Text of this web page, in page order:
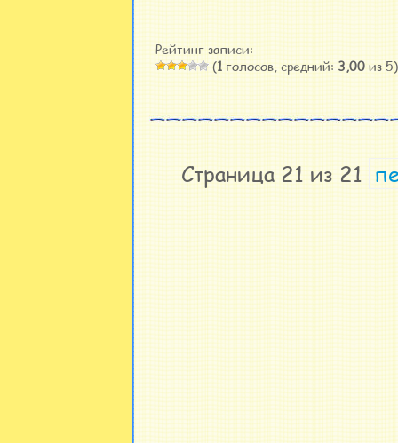
Рейтинг записи:
(1голосов, средний: 3,00из 5)
Страница 21 из 21